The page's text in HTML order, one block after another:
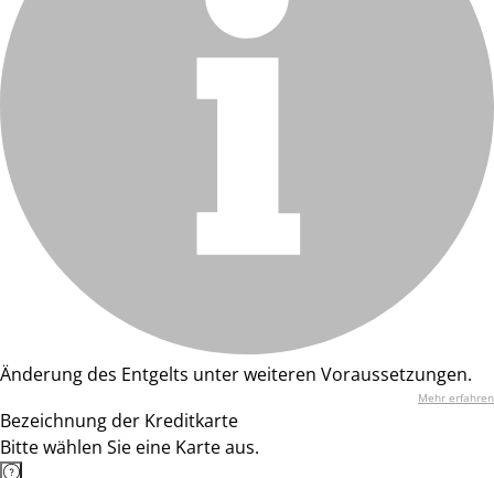
Änderung des Entgelts unter weiteren Voraussetzungen.
Mehr erfahren
Bezeichnung der Kreditkarte
Bitte wählen Sie eine Karte aus.